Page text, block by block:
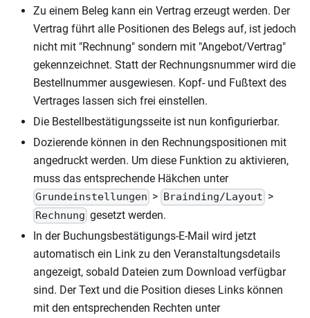
Zu einem Beleg kann ein Vertrag erzeugt werden. Der
Vertrag führt alle Positionen des Belegs auf, ist jedoch
nicht mit "Rechnung" sondern mit "Angebot/Vertrag"
gekennzeichnet. Statt der Rechnungsnummer wird die
Bestellnummer ausgewiesen. Kopf- und Fußtext des
Vertrages lassen sich frei einstellen.
Die Bestellbestätigungsseite ist nun konfigurierbar.
Dozierende können in den Rechnungspositionen mit
angedruckt werden. Um diese Funktion zu aktivieren,
muss das entsprechende Häkchen unter
Grundeinstellungen > Brainding/Layout >
Rechnung gesetzt werden.
In der Buchungsbestätigungs-E-Mail wird jetzt
automatisch ein Link zu den Veranstaltungsdetails
angezeigt, sobald Dateien zum Download verfügbar
sind. Der Text und die Position dieses Links können
mit den entsprechenden Rechten unter